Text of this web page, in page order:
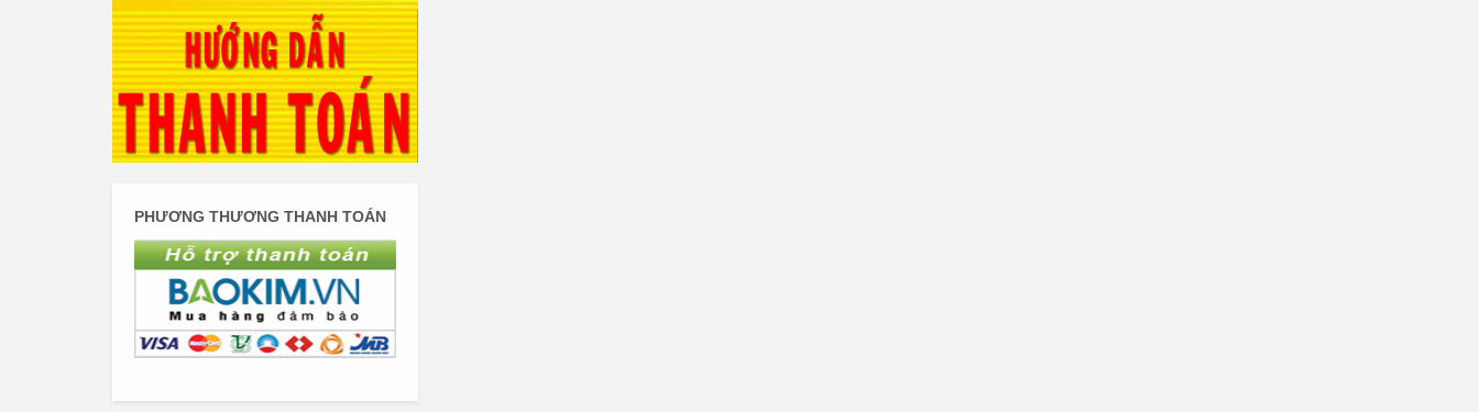
PHƯƠNG THƯƠNG THANH TOÁN